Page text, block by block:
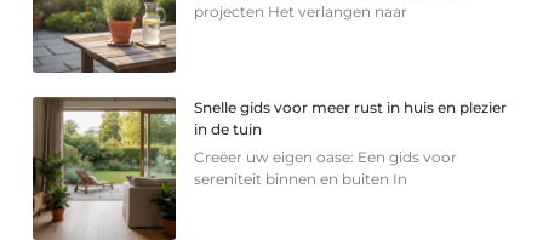
projecten Het verlangen naar
Snelle gids voor meer rust in huis en plezier
in de tuin
Creëer uw eigen oase: Een gids voor
sereniteit binnen en buiten In